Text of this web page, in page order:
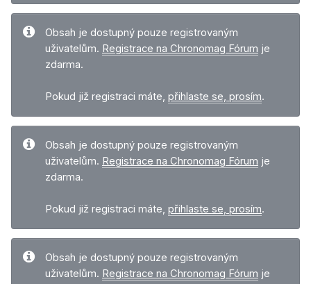
Obsah je dostupný pouze registrovaným
uživatelům. Registrace na Chronomag Fórum je
zdarma.
Pokud již registraci máte, přihlaste se, prosím.
Obsah je dostupný pouze registrovaným
uživatelům. Registrace na Chronomag Fórum je
zdarma.
Pokud již registraci máte, přihlaste se, prosím.
Obsah je dostupný pouze registrovaným
uživatelům. Registrace na Chronomag Fórum je